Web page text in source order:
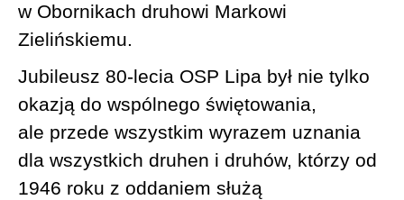
w Obornikach druhowi Markowi
Zielińskiemu.
Jubileusz 80-lecia OSP Lipa był nie tylko
okazją do wspólnego świętowania,
ale przede wszystkim wyrazem uznania
dla wszystkich druhen i druhów, którzy od
1946 roku z oddaniem służą